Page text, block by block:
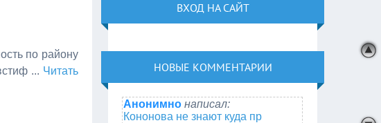
по району
... Читать
ВХОД НА САЙТ
НОВЫЕ КОММЕНТАРИИ
Анонимно написал:
Кононова не знают куда пр